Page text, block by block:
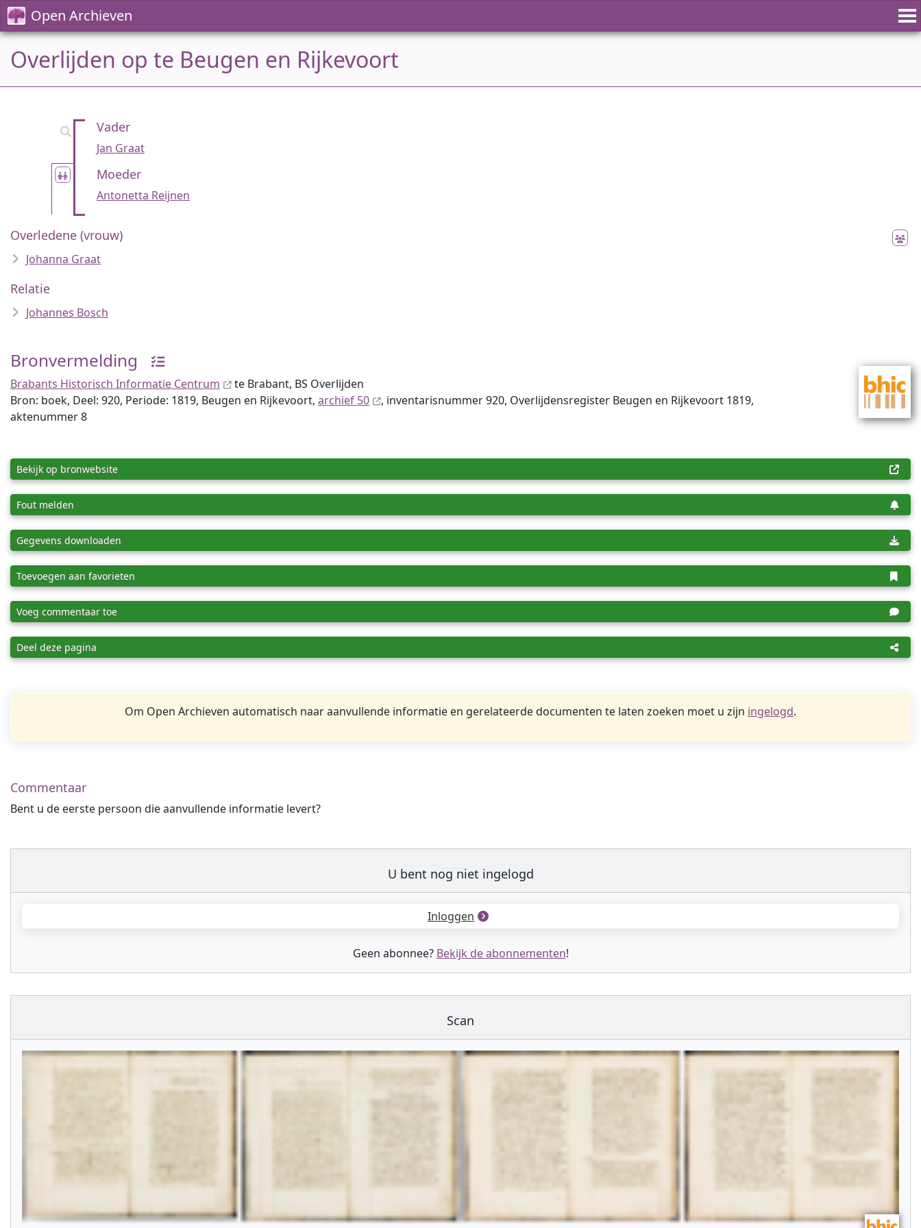
Open Archieven
Overlijden op te Beugen en Rijkevoort
Vader
Jan Graat
Moeder
Antonetta Reijnen
Overledene (vrouw)
Johanna Graat
Relatie
Johannes Bosch
Bronvermelding
Brabants Historisch Informatie Centrum
te Brabant, BS Overlijden
Bron: boek, Deel: 920, Periode: 1819, Beugen en Rijkevoort, archief 50
, inventaris­num­mer 920, Overlijdensregister Beugen en Rijkevoort 1819,
aktenummer 8
Bekijk op bronwebsite
Fout melden
Gegevens downloaden
Toevoegen aan favorieten
Voeg commentaar toe
Deel deze pagina
Om Open Archieven automatisch naar aanvullende informatie en gerelateerde documenten te laten zoeken moet u zijn ingelogd.
Commentaar
Bent u de eerste persoon die aanvullende informatie levert?
U bent nog niet ingelogd
Inloggen
Geen abonnee? Bekijk de abonnementen!
Scan